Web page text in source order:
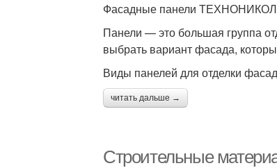
Фасадные панели
Панели — это большая группа
выбрать вариант фасада,
Виды панелей для отделки
читать дальше →
Строительные